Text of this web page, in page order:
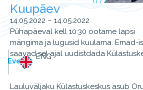
Events ENG
Kuupäev
14.05.2022 – 14.05.2022
Pühapäeval kell 10:30 ootame lapsi
mängima ja lugusid kuulama. Emad-
saavad sel ajal uudistdada
Lauluväljaku Külastuskeskus asub